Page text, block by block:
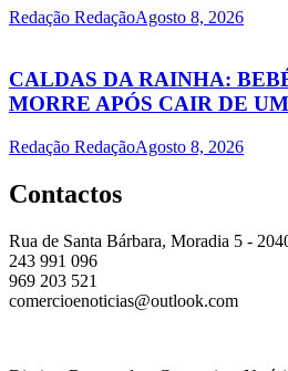
Redação RedaçãoAgosto 8, 2026
CALDAS DA RAINHA:
MORRE APÓS CAIR DE
Redação RedaçãoAgosto 8, 2026
Contactos
Rua de Santa Bárbara, Moradia 5 -
243 991 096
969 203 521
comercioenoticias@outlook.com